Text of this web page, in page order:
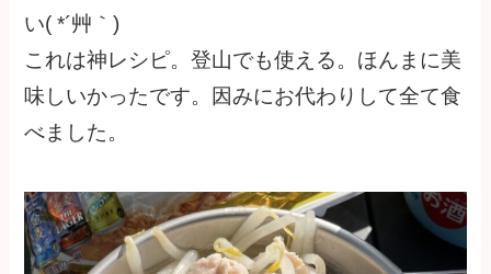
い( *´艸｀)
これは神レシピ。登山でも使える。ほんまに美
味しいかったです。因みにお代わりして全て食
べました。